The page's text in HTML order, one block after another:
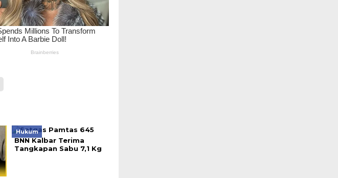
Hukum
BNN Kalbar Terima
Tangkapan Sabu 7,1 Kg